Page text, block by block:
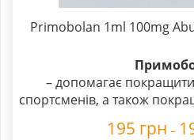
Primobolan 1ml 100mg
– допомагає
спортсменів, а також
195 грн –